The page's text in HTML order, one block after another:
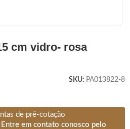
cm vidro- rosa
SKU: PA013822-8
de pré-cotação
Entre em contato conosco pelo